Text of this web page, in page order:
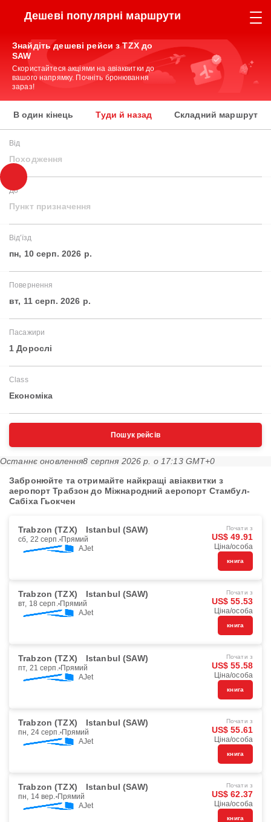
Дешеві популярні маршрути
Знайдіть дешеві рейси з TZX до
SAW
Скористайтеся акціями на авіаквитки до
вашого напрямку. Почніть бронювання
зараз!
В один кінець Туди й назад Складний маршрут
Від
Походження
До
Пункт призначення
Від'їзд
пн, 10 серп. 2026 р.
Повернення
вт, 11 серп. 2026 р.
Пасажири
1 Дорослі
Class
Економіка
Пошук рейсів
Останнє оновлення8 серпня 2026 р. о 17:13 GMT+0
Забронюйте та отримайте найкращі авіаквитки з
аеропорт Трабзон до Міжнародний аеропорт Стамбул-
Сабіха Гьокчен
Trabzon (TZX) Istanbul (SAW)
сб, 22 серп. Прямий
AJet
Почати з
US$ 49.91
Ціна/особа
книга
Trabzon (TZX) Istanbul (SAW)
вт, 18 серп. Прямий
AJet
Почати з
US$ 55.53
Ціна/особа
книга
Trabzon (TZX) Istanbul (SAW)
пт, 21 серп. Прямий
AJet
Почати з
US$ 55.58
Ціна/особа
книга
Trabzon (TZX) Istanbul (SAW)
пн, 24 серп. Прямий
AJet
Почати з
US$ 55.61
Ціна/особа
книга
Trabzon (TZX) Istanbul (SAW)
пн, 14 вер. Прямий
AJet
Почати з
US$ 62.37
Ціна/особа
книга